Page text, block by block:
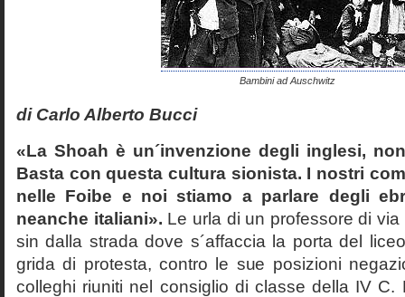
Bambini ad Auschwitz
di Carlo Alberto Bucci
«La Shoah è un´invenzione degli inglesi,
Basta con questa cultura sionista. I nostri
nelle Foibe e noi stiamo a parlare degli
neanche italiani». Le urla di un professore di
sin dalla strada dove s´affaccia la porta del
grida di protesta, contro le sue posizioni
colleghi riuniti nel consiglio di classe della IV C.